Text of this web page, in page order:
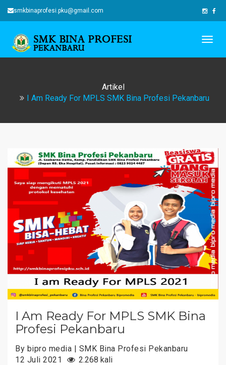
smkbinaprofesi.pku@gmail.com
Artikel
I Am Ready For MPLS SMK Bina Profesi Pekanbaru
I Am Ready For MPLS SMK Bina
Profesi Pekanbaru
By bipro media | SMK Bina Profesi Pekanbaru
12 Juli 2021
2.268 kali